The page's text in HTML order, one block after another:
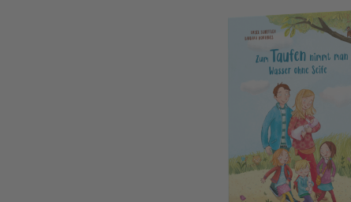
Zum Taufen nimmt man Wasser ohne